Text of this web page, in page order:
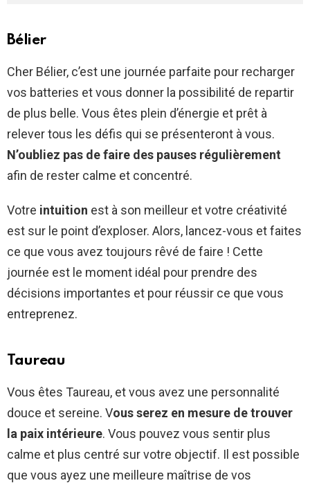
Bélier
Cher Bélier, c’est une journée parfaite pour recharger
vos batteries et vous donner la possibilité de repartir
de plus belle. Vous êtes plein d’énergie et prêt à
relever tous les défis qui se présenteront à vous.
N’oubliez pas de faire des pauses régulièrement
afin de rester calme et concentré.
Votre intuition est à son meilleur et votre créativité
est sur le point d’exploser. Alors, lancez-vous et faites
ce que vous avez toujours rêvé de faire ! Cette
journée est le moment idéal pour prendre des
décisions importantes et pour réussir ce que vous
entreprenez.
Taureau
Vous êtes Taureau, et vous avez une personnalité
douce et sereine. Vous serez en mesure de trouver
la paix intérieure. Vous pouvez vous sentir plus
calme et plus centré sur votre objectif. Il est possible
que vous ayez une meilleure maîtrise de vos